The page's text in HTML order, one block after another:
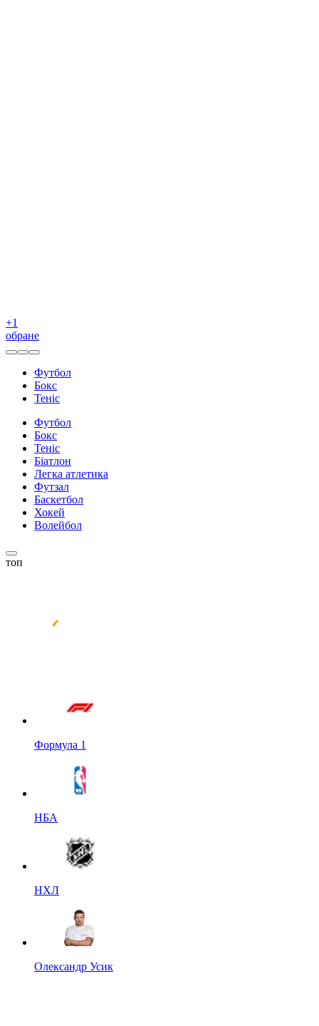
+1
обране
Футбол
Бокс
Теніс
Футбол
Бокс
Теніс
Біатлон
Легка атлетика
Футзал
Баскетбол
Хокей
Волейбол
топ
Формула 1
НБА
НХЛ
Олександр Усик